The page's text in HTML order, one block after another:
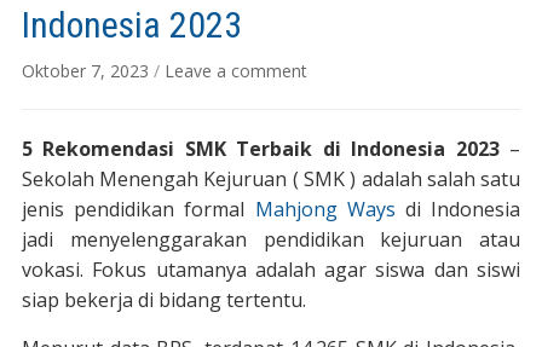
Indonesia 2023
Oktober 7, 2023 / Leave a comment
5 Rekomendasi SMK Terbaik di Indonesia 2023–
Sekolah Menengah Kejuruan ( SMK ) adalah salah satu
jenis pendidikan formal Mahjong Ways di Indonesia
jadi menyelenggarakan pendidikan kejuruan atau
vokasi. Fokus utamanya adalah agar siswa dan siswi
siap bekerja di bidang tertentu.